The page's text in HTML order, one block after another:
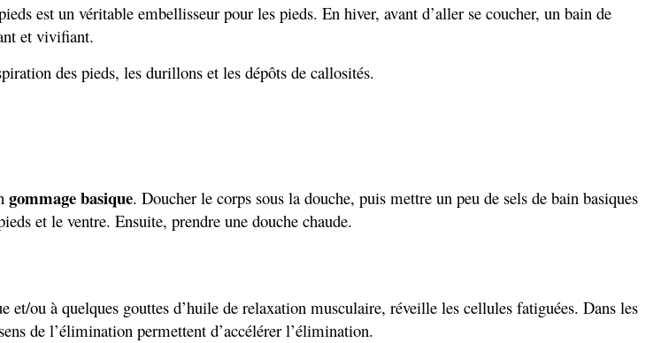
est un véritable embellisseur pour les pieds. En hiver, avant d’aller se coucher, un bain de
et vivifiant.
des pieds, les durillons et les dépôts de callosités.
gommage basique. Doucher le corps sous la douche, puis mettre un peu de sels de bain basiques
et le ventre. Ensuite, prendre une douche chaude.
et/ou à quelques gouttes d’huile de relaxation musculaire, réveille les cellules fatiguées. Dans les
de l’élimination permettent d’accélérer l’élimination.